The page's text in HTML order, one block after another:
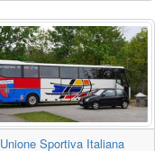
Unione Sportiva Italiana